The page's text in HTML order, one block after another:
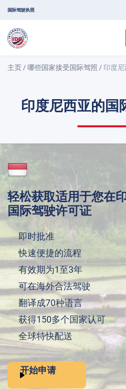
国际驾驶执照
主页 /哪些国家接受国际驾照 / 印度
印度尼西亚的国
轻松获取适用于您在
国际驾驶许可证
即时批准
快速便捷的流程
有效期为1至3年
可在海外合法驾驶
翻译成70种语言
获得150多个国家认可
全球特快配送
开始申请